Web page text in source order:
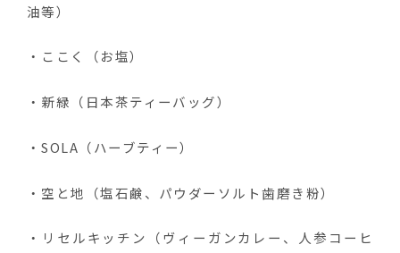
油等）
・ここく（お塩）
・新緑（日本茶ティーバッグ）
・SOLA（ハーブティー）
・空と地（塩石鹸、パウダーソルト歯磨き粉）
・リセルキッチン（ヴィーガンカレー、人参コーヒ